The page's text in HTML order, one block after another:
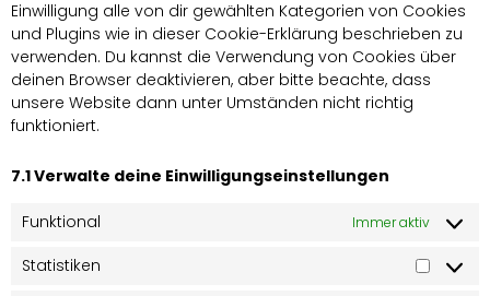
Einwilligung alle von dir gewählten Kategorien von Cookies
und Plugins wie in dieser Cookie-Erklärung beschrieben zu
verwenden. Du kannst die Verwendung von Cookies über
deinen Browser deaktivieren, aber bitte beachte, dass
unsere Website dann unter Umständen nicht richtig
funktioniert.
7.1 Verwalte deine Einwilligungseinstellungen
Funktional Immer aktiv
Statistiken